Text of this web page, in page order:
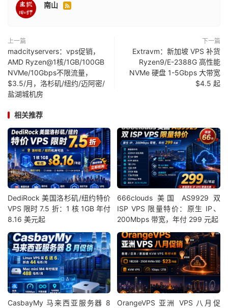
南山 
上一篇
madcityservers：vps促销，
AMD Ryzen@1核/1GB/100GB
NVMe/10Gbps不限流量，
$3.5/月，洛杉矶/纽约/迈阿密/
盐湖城机房
下一篇
Extravm：新加坡 VPS 补货
Ryzen9/E-2388G 高性能
NVMe 硬盘 1-5Gbps 大带宽
$4.5 起
相关推荐
DediRock 美国洛杉矶/纽约特价
VPS 限时 7.5 折：1 核 1GB 年付
8.16 美元起
666clouds 美国 AS9929 双
ISP VPS 限量特价：原生 IP、
200Mbps 带宽，年付 299 元起
CasbayMy 马来西亚服务器 8
OrangeVPS 亚洲 VPS 八月促